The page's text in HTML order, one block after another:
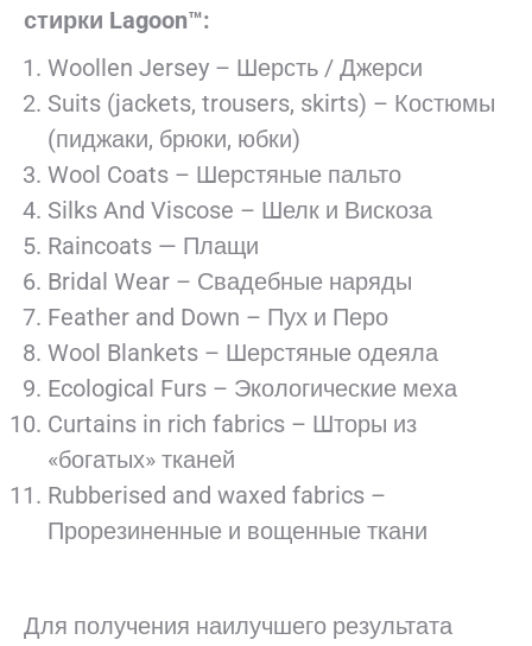
стирки Lagoon™:
Woollen Jersey – Шерсть / Джерси
Suits (jackets, trousers, skirts) – Костюмы
(пиджаки, брюки, юбки)
Wool Coats – Шерстяные пальто
Silks And Viscose – Шелк и Вискоза
Raincoats — Плащи
Bridal Wear – Свадебные наряды
Feather and Down – Пух и Перо
Wool Blankets – Шерстяные одеяла
Ecological Furs – Экологические меха
Curtains in rich fabrics – Шторы из
«богатых» тканей
Rubberised and waxed fabrics –
Прорезиненные и вощенные ткани
Для получения наилучшего результата